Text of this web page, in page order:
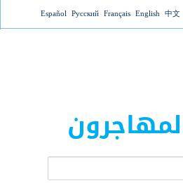
Jump to 中文
English
Français
Русский
Español